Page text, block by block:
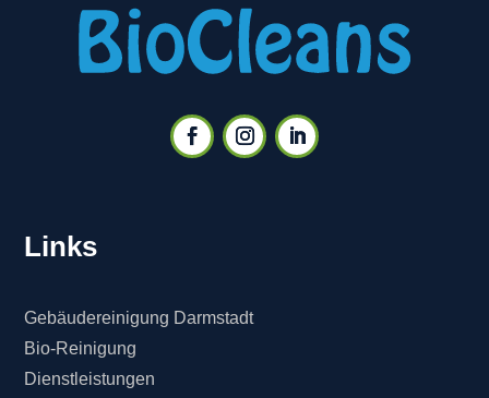
Links
Gebäudereinigung Darmstadt
Bio-Reinigung
Dienstleistungen